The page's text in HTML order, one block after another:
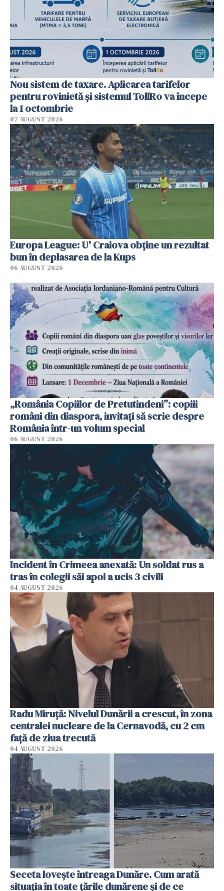
Nou sistem de taxare. Aplicarea tarifelor
pentru rovinietă şi sistemul TollRo va începe
la 1 octombrie
07 AUGUST 2026
Europa League: U' Craiova obține un rezultat
bun în deplasarea de la Kups
06 AUGUST 2026
„România Copiilor de Pretutindeni”: copiii
români din diaspora, invitați să scrie despre
România într-un volum special
06 AUGUST 2026
Incident în Crimeea anexată: Un soldat rus a
tras în colegii săi apoi a ucis 3 civili
04 AUGUST 2026
Radu Miruţă: Nivelul Dunării a crescut, în zona
centralei nucleare de la Cernavodă, cu 2 cm
faţă de ziua trecută
04 AUGUST 2026
Seceta lovește întreaga Dunăre. Cum arată
situația în toate țările dunărene și de ce